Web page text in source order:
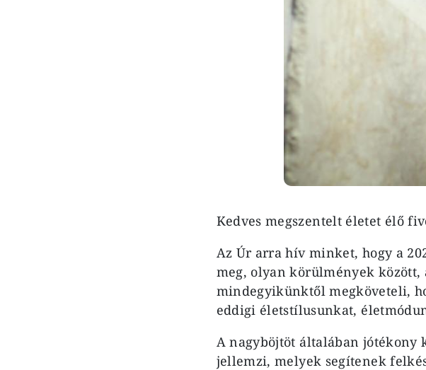
Kedves megszentelt életet élő
Az Úr arra hív minket, hogy a
meg, olyan körülmények
mindegyikünktől megköveteli,
eddigi életstílusunkat,
A nagyböjtöt általában jótékony
jellemzi, melyek segítenek